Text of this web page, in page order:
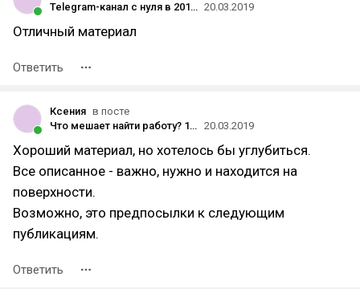
Telegram-канал с нуля в 2019: о чем не пишут в гайдах 20.03.2019
Отличный материал
Ответить
Ксения в посте
Что мешает найти работу? 10 причин 20.03.2019
Хороший материал, но хотелось бы углубиться.
Все описанное - важно, нужно и находится на
поверхности.
Возможно, это предпосылки к следующим
публикациям.
Ответить